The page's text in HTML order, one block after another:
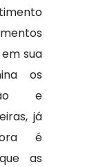
sua
os
e
já
é
as